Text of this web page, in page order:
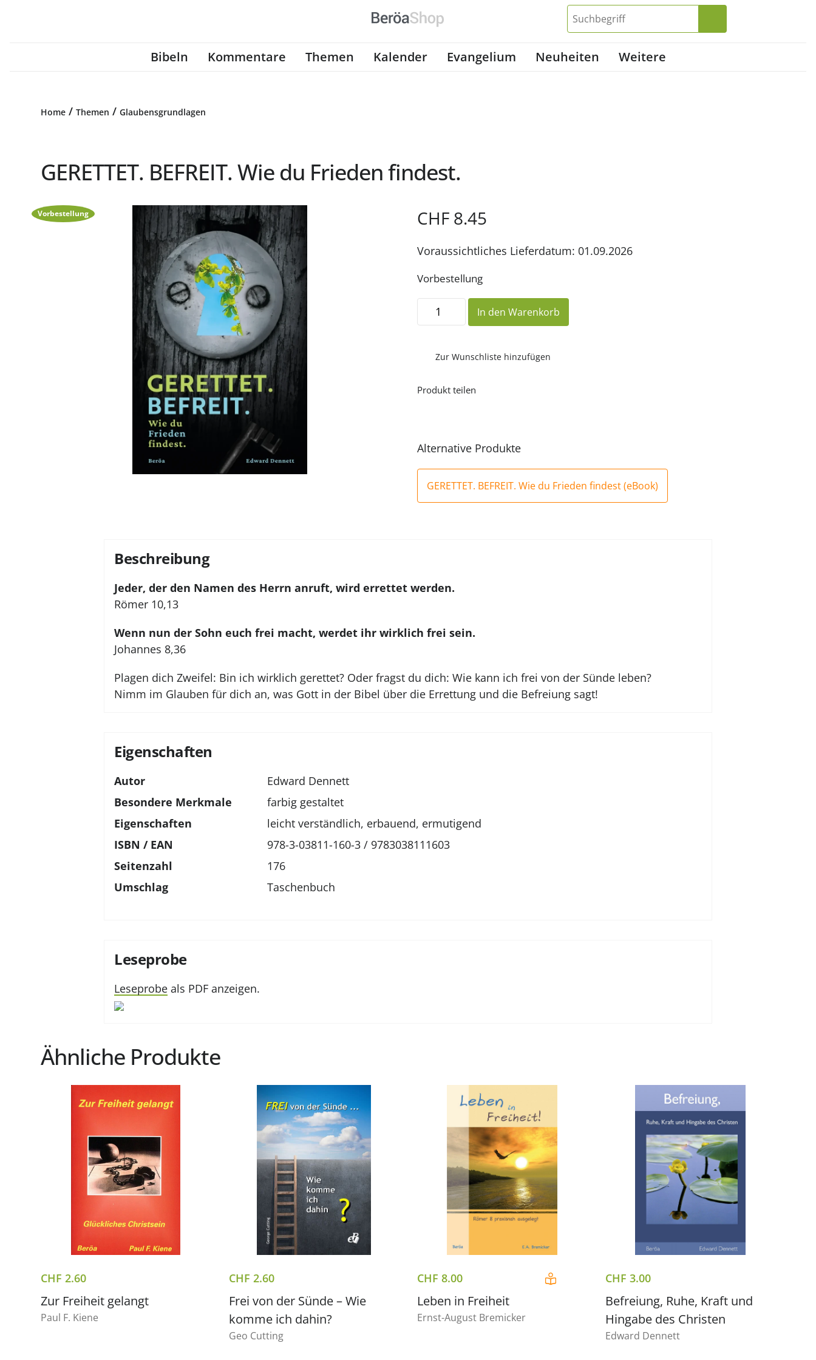
Bibeln Kommentare Themen Kalender Evangelium Neuheiten Weitere
Home / Themen / Glaubensgrundlagen
GERETTET. BEFREIT. Wie du Frieden findest.
Vorbestellung CHF 8.45
Voraussichtliches Lieferdatum: 01.09.2026
Vorbestellung
GERETTET.
BEFREIT.
Wie
findest.
In den Warenkorb
Zur Wunschliste hinzufügen
Produkt teilen
Alternative Produkte
GERETTET. BEFREIT. Wie du Frieden findest (eBook)
Beschreibung
Jeder, der den Namen des Herrn anruft, wird errettet werden.
Römer 10,13
Wenn nun der Sohn euch frei macht, werdet ihr wirklich frei sein.
Johannes 8,36
Plagen dich Zweifel: Bin ich wirklich gerettet? Oder fragst du dich: Wie kann ich frei von der Sünde leben?
Nimm im Glauben für dich an, was Gott in der Bibel über die Errettung und die Befreiung sagt!
Eigenschaften
Autor
Edward Dennett
Besondere Merkmale
farbig gestaltet
Eigenschaften
leicht verständlich, erbauend, ermutigend
ISBN / EAN
978-3-03811-160-3 / 9783038111603
Seitenzahl
176
Umschlag
Taschenbuch
Leseprobe
Leseprobe als PDF anzeigen.
Ähnliche Produkte
CHF 2.60
Zur Freiheit gelangt
Paul F. Kiene
CHF 2.60
Frei von der Sünde – Wie
komme ich dahin?
Geo Cutting
CHF 8.00
Leben in Freiheit
Ernst-August Bremicker
CHF 3.00
Befreiung, Ruhe, Kraft und
Hingabe des Christen
Edward Dennett